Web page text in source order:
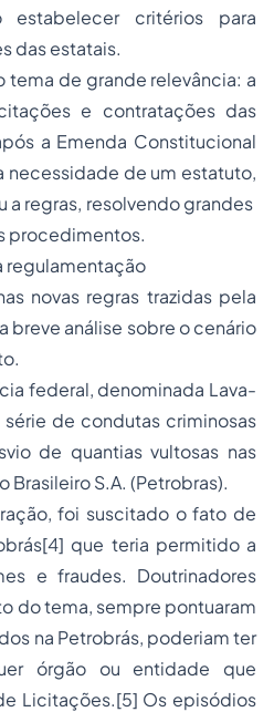
critérios para
das estatais.
tema de grande relevância: a
e contratações das
a Emenda Constitucional
necessidade de um estatuto,
a regras, resolvendo grandes
procedimentos.
regulamentação
novas regras trazidas pela
breve análise sobre o cenário
federal, denominada Lava-
de condutas criminosas
de quantias vultosas nas
S.A. (Petrobras).
foi suscitado o fato de
[4] que teria permitido a
e fraudes. Doutrinadores
do tema, sempre pontuaram
na Petrobrás, poderiam ter
órgão ou entidade que
Licitações.[5] Os episódios